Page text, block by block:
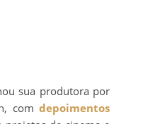
sua produtora por
com depoimentos